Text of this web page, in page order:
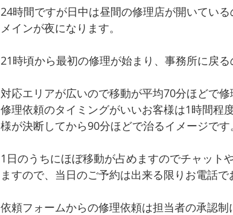
24時間ですが日中は昼間の修理店が開いてい
メインが夜になります。
21時頃から最初の修理が始まり、事務所に戻る
対応エリアが広いので移動が平均70分ほどで修
修理依頼のタイミングがいいお客様は1時間程
様が決断してから90分ほどで治るイメージです。
1日のうちにほぼ移動が占めますのでチャット
ますので、当日のご予約は出来る限りお電話で
依頼フォームからの修理依頼は担当者の承認